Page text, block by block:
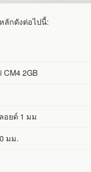
ลักดังต่อไปนี้:
CM4 2GB
อยด์ 1 มม
มม.